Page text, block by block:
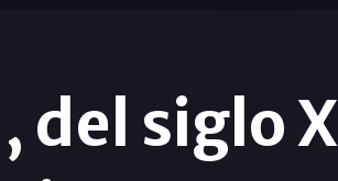
del siglo